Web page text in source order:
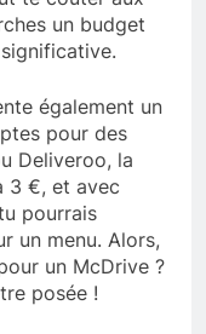
un budget
également un
pour des
Deliveroo, la
3 €, et avec
pourrais
un menu. Alors,
un McDrive ?
posée !